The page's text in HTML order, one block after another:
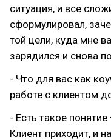
ситуация, и все
сформулировал,
той цели, куда мне
зарядился и снова
- Что для вас как
работе с клиентом
- Есть такое
Клиент приходит, и